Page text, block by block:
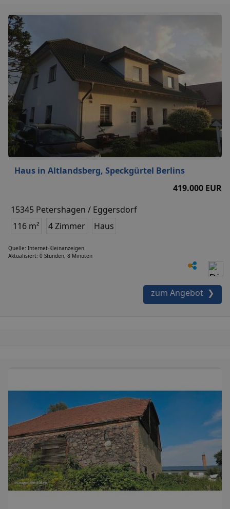
Haus in Altlandsberg, Speckgürtel Berlins
419.000 EUR
15345 Petershagen / Eggersdorf
116 m²
4 Zimmer Haus
Quelle: Internet-Kleinanzeigen
Aktualisiert: 0 Stunden, 8 Minuten
zum Angebot ❯